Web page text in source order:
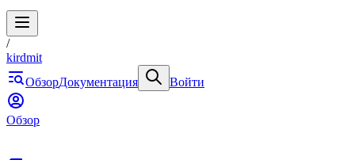
/
kirdmit
ОбзорДокументация Войти
Обзор